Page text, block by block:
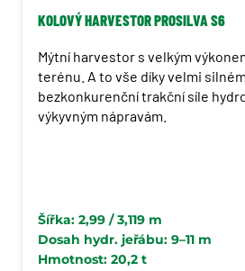
KOLOVÝ HARVESTOR PROSILVA S6
Mýtní harvestor s velkým
terénu. A to vše díky velmi
bezkonkurenční trakční síle
výkyvným nápravám.
Šířka: 2,99 / 3,119 m
Dosah hydr. jeřábu: 9–11 m
Hmotnost: 20,2 t